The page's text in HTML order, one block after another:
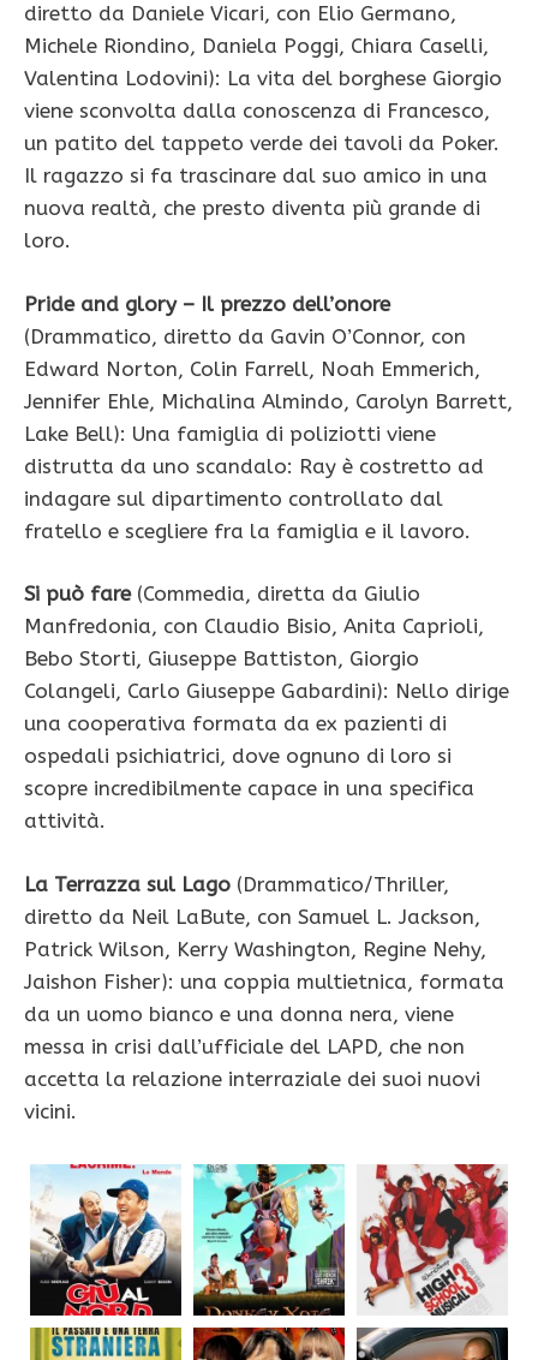
diretto da Daniele Vicari, con Elio Germano,
Michele Riondino, Daniela Poggi, Chiara Caselli,
Valentina Lodovini): La vita del borghese Giorgio
viene sconvolta dalla conoscenza di Francesco,
un patito del tappeto verde dei tavoli da Poker.
Il ragazzo si fa trascinare dal suo amico in una
nuova realtà, che presto diventa più grande di
loro.
Pride and glory – Il prezzo dell’onore
(Drammatico, diretto da Gavin O’Connor, con
Edward Norton, Colin Farrell, Noah Emmerich,
Jennifer Ehle, Michalina Almindo, Carolyn Barrett,
Lake Bell): Una famiglia di poliziotti viene
distrutta da uno scandalo: Ray è costretto ad
indagare sul dipartimento controllato dal
fratello e scegliere fra la famiglia e il lavoro.
Si può fare(Commedia, diretta da Giulio
Manfredonia, con Claudio Bisio, Anita Caprioli,
Bebo Storti, Giuseppe Battiston, Giorgio
Colangeli, Carlo Giuseppe Gabardini): Nello dirige
una cooperativa formata da ex pazienti di
ospedali psichiatrici, dove ognuno di loro si
scopre incredibilmente capace in una specifica
attività.
La Terrazza sul Lago (Drammatico/Thriller,
diretto da Neil LaBute, con Samuel L. Jackson,
Patrick Wilson, Kerry Washington, Regine Nehy,
Jaishon Fisher): una coppia multietnica, formata
da un uomo bianco e una donna nera, viene
messa in crisi dall’ufficiale del LAPD, che non
accetta la relazione interraziale dei suoi nuovi
vicini.